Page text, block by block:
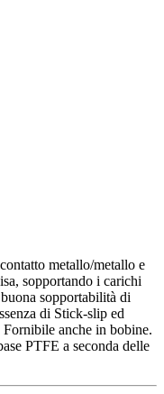
metallo/metallo e
sopportando i carichi
sopportabilità di
di Stick-slip ed
anche in bobine.
PTFE a seconda delle